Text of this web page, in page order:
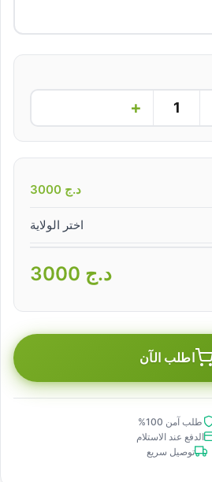
+
د.ج
اختر الولاية
د.ج
اطلب الآن
طلب آمن 100%
الدفع عند الاستلام
توصيل سريع